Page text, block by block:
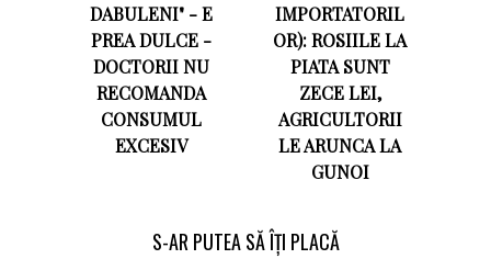
DABULENI" - E
PREA DULCE -
DOCTORII NU
RECOMANDA
CONSUMUL
EXCESIV
IMPORTATORIL
OR): ROSIILE LA
PIATA SUNT
ZECE LEI,
AGRICULTORII
LE ARUNCA LA
GUNOI
S-AR PUTEA SĂ ÎȚI PLACĂ